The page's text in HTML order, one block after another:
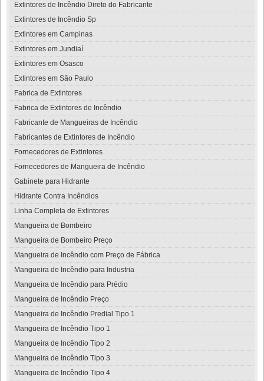
Extintores de Incêndio Direto do Fabricante
Extintores de Incêndio Sp
Extintores em Campinas
Extintores em Jundiaí
Extintores em Osasco
Extintores em São Paulo
Fabrica de Extintores
Fabrica de Extintores de Incêndio
Fabricante de Mangueiras de Incêndio
Fabricantes de Extintores de Incêndio
Fornecedores de Extintores
Fornecedores de Mangueira de Incêndio
Gabinete para Hidrante
Hidrante Contra Incêndios
Linha Completa de Extintores
Mangueira de Bombeiro
Mangueira de Bombeiro Preço
Mangueira de Incêndio com Preço de Fábrica
Mangueira de Incêndio para Industria
Mangueira de Incêndio para Prédio
Mangueira de Incêndio Preço
Mangueira de Incêndio Predial Tipo 1
Mangueira de Incêndio Tipo 1
Mangueira de Incêndio Tipo 2
Mangueira de Incêndio Tipo 3
Mangueira de Incêndio Tipo 4